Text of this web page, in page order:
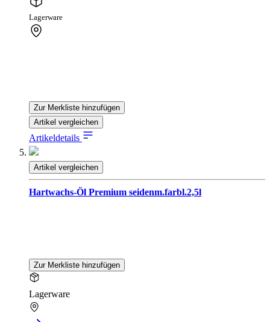
Lagerware
Zur Merkliste hinzufügen
Artikel vergleichen
Artikeldetails
Artikel vergleichen
Hartwachs-Öl Premium seidenm.farbl.2,5l
Zur Merkliste hinzufügen
Lagerware